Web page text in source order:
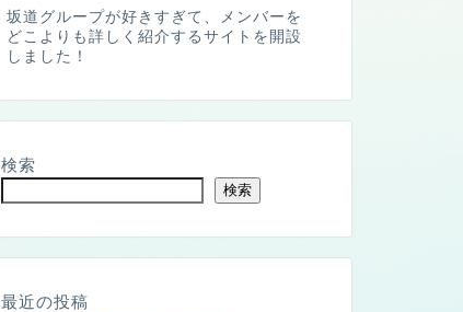
坂道グループが好きすぎて、メンバーを
どこよりも詳しく紹介するサイトを開設
しました！
検索
検索
最近の投稿